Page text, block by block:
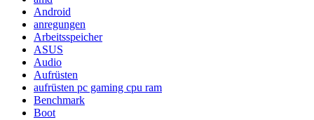
Android
anregungen
Arbeitsspeicher
ASUS
Audio
Aufrüsten
aufrüsten pc gaming cpu ram
Benchmark
Boot